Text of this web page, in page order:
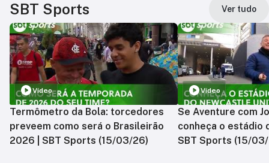
SBT Sports Ver tudo
Vídeo
Termômetro da Bola: torcedores
preveem como será o Brasileirão
2026 | SBT Sports (15/03/26)
Vídeo
Se Aventure com
conheça o estádio
SBT Sports (15/